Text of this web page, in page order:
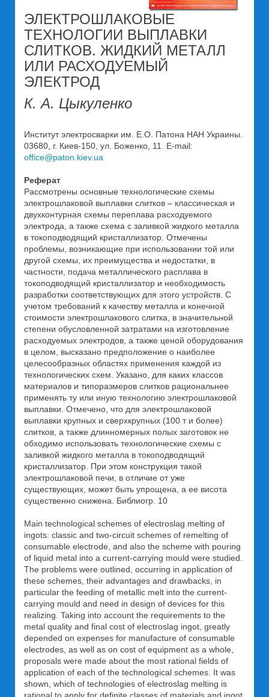
ЭЛЕКТРОШЛАКОВЫЕ
ТЕХНОЛОГИИ ВЫПЛАВКИ
СЛИТКОВ. ЖИДКИЙ МЕТАЛЛ
ИЛИ РАСХОДУЕМЫЙ
ЭЛЕКТРОД
К. А. Цыкуленко
Институт электросварки им. Е.О. Патона НАН Украины.
03680, г. Киев-150, ул. Боженко, 11. E-mail:
office@paton.kiev.ua
Реферат
Рассмотрены основные технологические схемы
электрошлаковой выплавки слитков – классическая и
двухконтурная схемы переплава расходуемого
электрода, а также схема с заливкой жидкого металла
в токоподводящий кристаллизатор. Отмечены
проблемы, возникающие при использовании той или
другой схемы, их преимущества и недостатки, в
частности, подача металлического расплава в
токоподводящий кристаллизатор и необходимость
разработки соответствующих для этого устройств. С
учетом требований к качеству металла и конечной
стоимости электрошлакового слитка, в значительной
степени обусловленной затратами на изготовление
расходуемых электродов, а также ценой оборудования
в целом, высказано предположение о наиболее
целесообразных областях применения каждой из
технологических схем. Указано, для каких классов
материалов и типоразмеров слитков рациональнее
применять ту или иную технологию электрошлаковой
выплавки. Отмечено, что для электрошлаковой
выплавки крупных и сверхкрупных (100 т и более)
слитков, а также длинномерных полых заготовок не
обходимо использовать технологические схемы с
заливкой жидкого металла в токоподводящий
кристаллизатор. При этом конструкция такой
электрошлаковой печи, в отличие от уже
существующих, может быть упрощена, а ее висота
существенно снижена. Библиогр. 10
Main technological schemes of electroslag melting of
ingots: classic and two-circuit schemes of remelting of
consumable electrode, and also the scheme with pouring
of liquid metal into a current-carrying mould were studied.
The problems were outlined, occurring in application of
these schemes, their advantages and drawbacks, in
particular the feeding of metallic melt into the current-
carrying mould and need in design of devices for this
realizing. Taking into account the requirements to the
metal quality and final cost of electroslag ingot, greatly
depended on expenses for manufacture of consumable
electrodes, as well as on cost of equipment as a whole,
proposals were made about the most rational fields of
application of each of the technological schemes. It was
shown, which of technologies of electroslag melting is
rational to apply for definite classes of materials and ingot